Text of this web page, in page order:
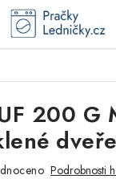
200 G
Podrobnosti